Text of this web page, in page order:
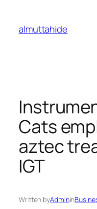
content
almuttahide
Cats
aztec
IGT
Written byAdminin